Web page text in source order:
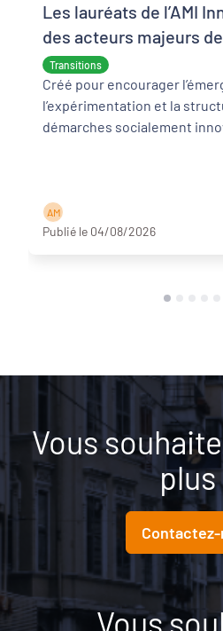
Transitions
Les lauréats de l’AMI
des acteurs majeurs
écologique et sociale
Créé pour encourager
l’expérimentation et la
A M
Publié le 04/08/2026
Vous
plus
Vous